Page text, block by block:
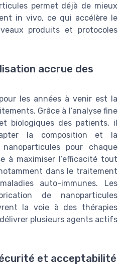
permet déjà de mieux
in vivo, ce qui accélère le
produits et protocoles
accrue des
les années à venir est la
Grâce à l’analyse fine
biologiques des patients, il
la composition et la
pour chaque
à maximiser l’efficacité tout
dans le traitement
auto-immunes. Les
de nanoparticules
la voie à des thérapies
plusieurs agents actifs
et acceptabilité